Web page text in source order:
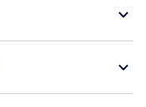
expand_less
expand_less